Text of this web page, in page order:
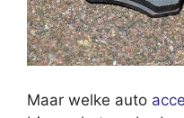
Maar welke auto